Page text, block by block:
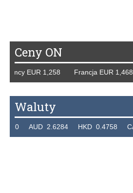
Ceny ON
EUR 1,258 Francja EUR
Waluty
AUD 2.6284 HKD 0.4758